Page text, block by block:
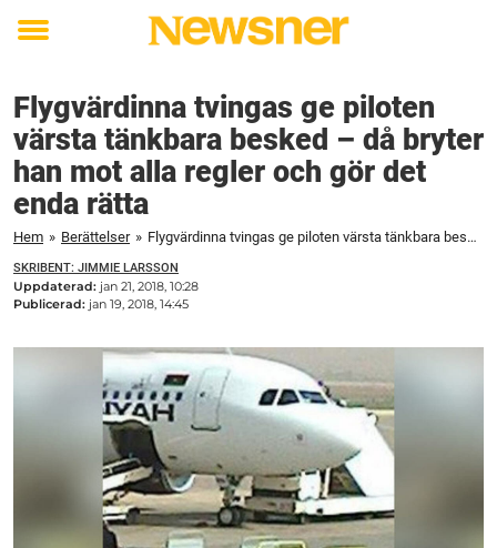
Toggle
Flygvärdinna tvingas ge piloten
värsta tänkbara besked – då bryter
han mot alla regler och gör det
enda rätta
Hem » Berättelser » Flygvärdinna tvingas ge piloten värsta tänkbara besked – då bryter han mot alla regler och gör det enda rätta
SKRIBENT: JIMMIE LARSSON
Uppdaterad: jan 21, 2018, 10:28
Publicerad: jan 19, 2018, 14:45